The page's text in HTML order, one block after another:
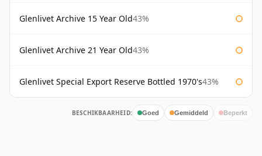
Glenlivet Archive 15 Year Old43%
Glenlivet Archive 21 Year Old43%
Glenlivet Special Export Reserve Bottled 1970's43%
BESCHIKBAARHEID: Goed Gemiddeld Beperkt